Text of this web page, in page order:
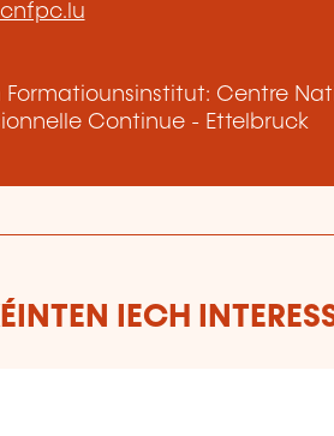
Centre
Continue - Ettelbruck
IECH